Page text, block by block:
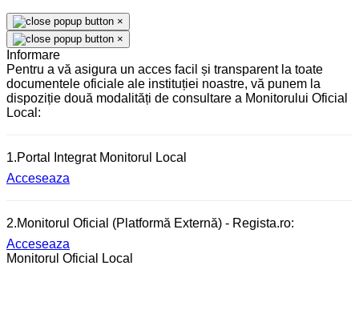
×
×
Informare
Pentru a vă asigura un acces facil și transparent la toate
documentele oficiale ale instituției noastre, vă punem la
dispoziție două modalități de consultare a Monitorului Oficial
Local:
1.Portal Integrat Monitorul Local
Acceseaza
2.Monitorul Oficial (Platformă Externă) - Regista.ro:
Acceseaza
Monitorul Oficial Local